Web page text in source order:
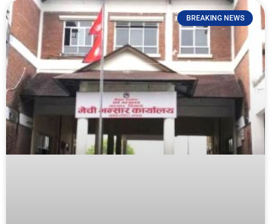
BREAKING NEWS